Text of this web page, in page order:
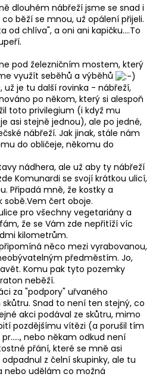
dlouhém nábřeží jsme se snad i
co běží se mnou, už opálení přijeli.
od chlíva", a oni ani kapičku....To
pod železničním mostem, který
využít seběhů a výběhů
už je tu další rovinka - nábřeží,
po někom, který si alespoň
toto privilegium (i když mu
asi stejně jednou), ale po jedné,
nábřeží. Jak jinak, stále nám
do obličeje, někomu do
nádhera, ale už aby ty nábřeží
Komunardi se svojí krátkou ulicí,
Připadá mně, že kostky a
sobě.Vem čert oboje.
pro všechny vegetariány a
že se Vám zde nepřitíží víc
kilometrům.
něco mezi vyrabovanou,
předměstím. Jo,
Komu pak tyto pozemky
neběží.
za "podpory" uřvaného
Snad to není ten stejný, co
akci podával ze skůtru, mimo
pozdějšímu vítězi (a porušil tím
nebo někam odkud není
přání, které se mně asi
z čelní skupinky, ale tu
nebo udělám co možná